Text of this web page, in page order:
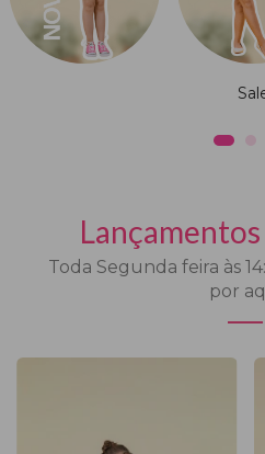
Lançamentos
Toda Segunda feira às
por